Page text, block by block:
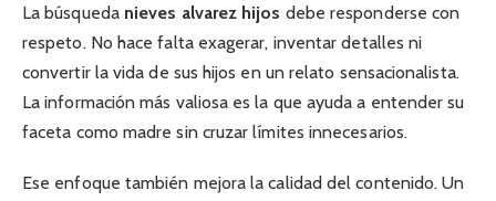
La búsqueda nieves alvarez hijos debe responderse con
respeto. No hace falta exagerar, inventar detalles ni
convertir la vida de sus hijos en un relato sensacionalista.
La información más valiosa es la que ayuda a entender su
faceta como madre sin cruzar límites innecesarios.
Ese enfoque también mejora la calidad del contenido. Un